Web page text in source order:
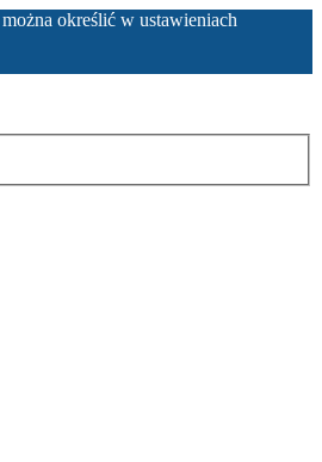
określić w ustawieniach